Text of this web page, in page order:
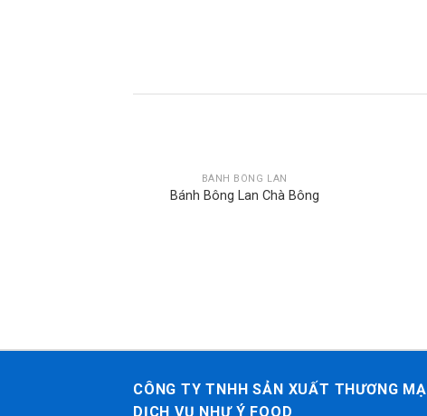
BÁNH BÔNG LAN
Bánh Bông Lan Chà Bông
CÔNG TY TNHH SẢN XUẤT THƯƠNG MẠI
DỊCH VỤ NHƯ Ý FOOD